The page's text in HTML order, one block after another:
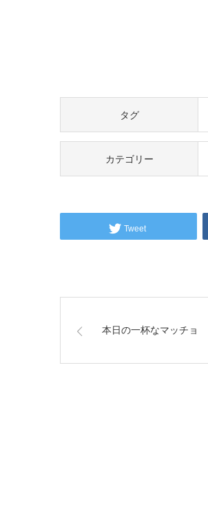
タグ
カテゴリー
Tweet
本日の一杯なマッチョ